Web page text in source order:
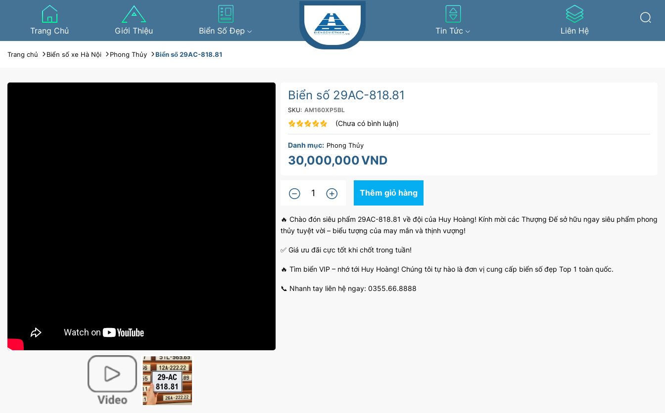
Trang Chủ Giới Thiệu Biển Số Đẹp Tin Tức Liên Hệ
Trang chủ Biển số xe Hà Nội Phong Thủy Biển số 29AC-818.81
Biển số 29AC-818.81
SKU: AM160XP5BL
(Chưa có bình luận)
Danh mục: Phong Thủy
30,000,000VND
Thêm giỏ hàng
🔥 Chào đón siêu phẩm 29AC-818.81 về đội của Huy Hoàng! Kính mời các Thượng Đế sở hữu ngay siêu phẩm phong
thủy tuyệt vời – biểu tượng của may mắn và thịnh vượng!
✅ Giá ưu đãi cực tốt khi chốt trong tuần!
🔥 Tìm biển VIP – nhớ tới Huy Hoàng! Chúng tôi tự hào là đơn vị cung cấp biển số đẹp Top 1 toàn quốc.
📞 Nhanh tay liên hệ ngay: 0355.66.8888